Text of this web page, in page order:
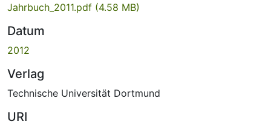
Jahrbuch_2011.pdf (4.58 MB)
Datum
2012
Verlag
Technische Universität Dortmund
URI